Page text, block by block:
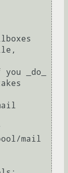
_do_
mail